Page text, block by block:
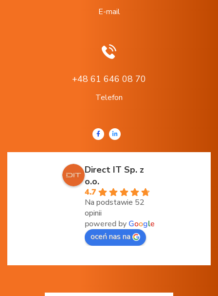
E-mail
+48 61 646 08 70
Telefon
Direct IT Sp. z
o.o.
4.7
Na podstawie 52
opinii
powered by Google
oceń nas na